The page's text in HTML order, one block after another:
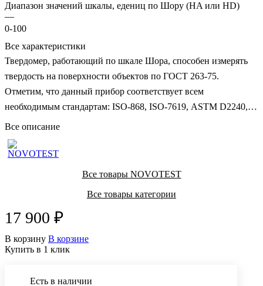
Диапазон значений шкалы, едениц по Шору (HA или HD)
—
0-100
Все характеристики
Твердомер, работающий по шкале Шора, способен измерять
твердость на поверхности объектов по ГОСТ 263-75.
Отметим, что данный прибор соответствует всем
необходимым стандартам: ISO-868, ISO-7619, ASTM D2240,
JIS K7215, DIN53505. Данные твердомеры с успехом
используются в таких отраслях промышленности как
машиностроение, радиоприборостроение и другие.
Все описание
Все товары NOVOTEST
Все товары категории
17 900 ₽
В корзину В корзине
Купить в 1 клик
Есть в наличии